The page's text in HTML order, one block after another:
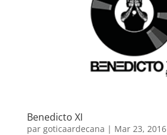
Benedicto XI
par goticaardecana | Mar 23, 2016